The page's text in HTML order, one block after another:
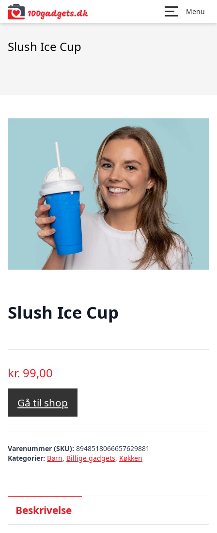
Menu
Slush Ice Cup
Slush Ice Cup
kr. 99,00
Gå til shop
Varenummer (SKU): 8948518066657629881
Kategorier: Børn, Billige gadgets, Køkken
Beskrivelse